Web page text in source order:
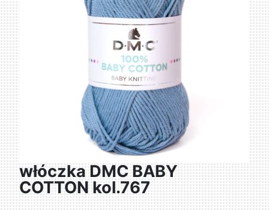
włóczka DMC BABY
COTTON kol.767